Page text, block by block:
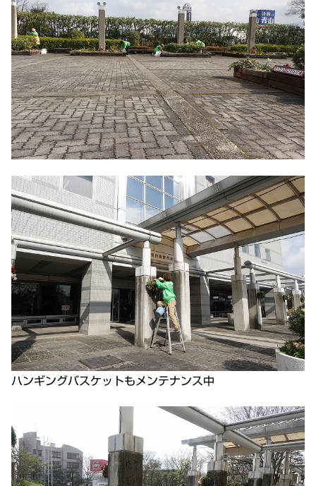
ハンギングバスケットもメンテナンス中